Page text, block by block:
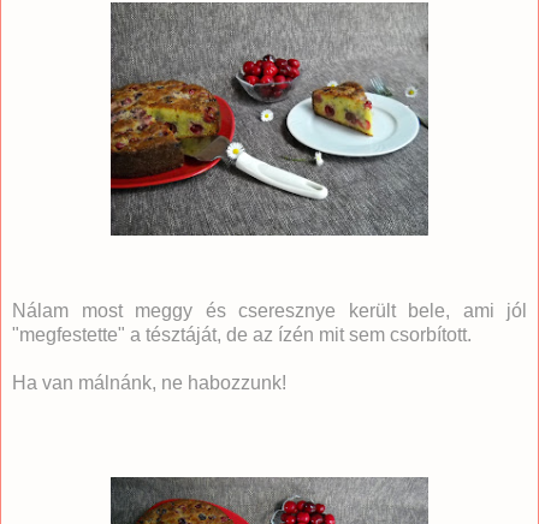
Nálam most meggy és cseresznye került bele, ami jól
"megfestette" a tésztáját, de az ízén mit sem csorbított.
Ha van málnánk, ne habozzunk!